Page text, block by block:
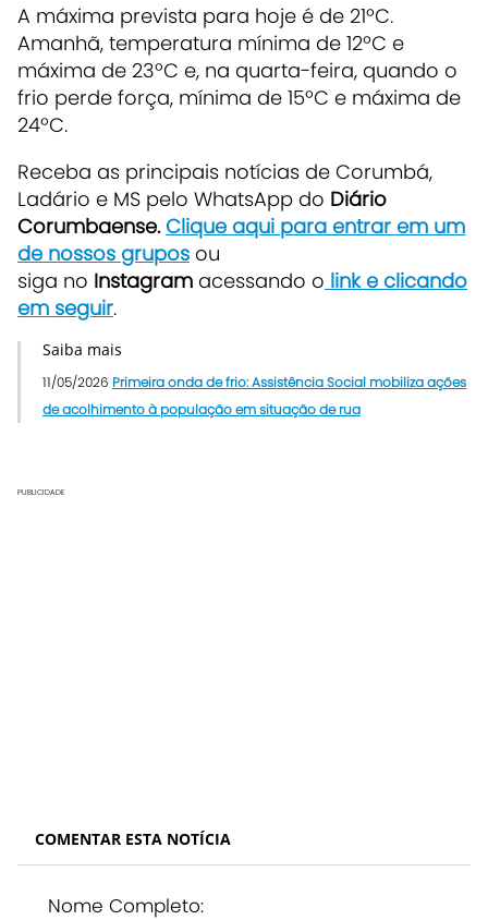
A máxima prevista para hoje é de 21ºC.
Amanhã, temperatura mínima de 12ºC e
máxima de 23ºC e, na quarta-feira, quando o
frio perde força, mínima de 15ºC e máxima de
24ºC.
Receba as principais notícias de Corumbá,
Ladário e MS pelo WhatsApp do Diário
Corumbaense.Clique aqui para entrar em um
de nossos grupos ou
siga no Instagram acessando o link e clicando
em seguir.
Saiba mais
11/05/2026 Primeira onda de frio: Assistência Social mobiliza ações
de acolhimento à população em situação de rua
PUBLICIDADE
COMENTAR ESTA NOTÍCIA
Nome Completo: